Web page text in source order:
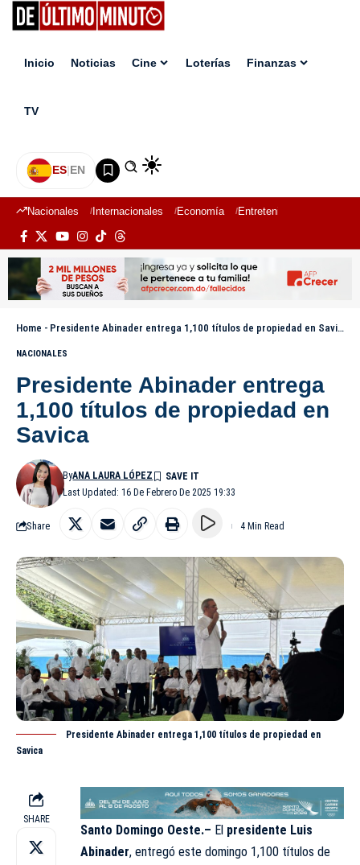
Inicio Noticias Cine Loterías Finanzas
TV
ES|EN
Nacionales Internacionales Economía Entretenimiento
Home - Presidente Abinader entrega 1,100 títulos de propiedad en Savica
NACIONALES
Presidente Abinader entrega
1,100 títulos de propiedad en
Savica
Last Updated: 16 De Febrero De 2025 19:33
ByANA LAURA LÓPEZ
Share 4 Min Read
Presidente Abinader entrega 1,100 títulos de propiedad en
Savica
SHARE
Santo Domingo Oeste.– El presidente Luis
Abinader, entregó este domingo 1,100 títulos de